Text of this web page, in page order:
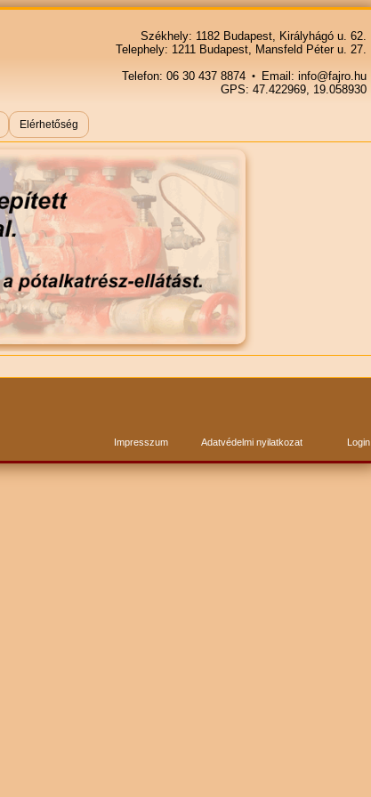
Székhely: 1182 Budapest, Királyhágó u. 62.
Telephely: 1211 Budapest, Mansfeld Péter u. 27.
Telefon: 06 30 437 8874
Email: info@fajro.hu
GPS: 47.422969, 19.058930
Elérhetőség
Impresszum Adatvédelmi nyilatkozat Login